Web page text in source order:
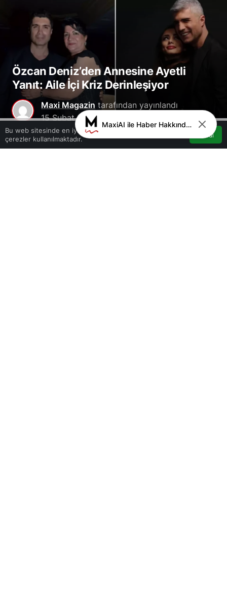
Özcan Deniz’den Annesine Ayetli
Yanıt: Aile İçi Kriz Derinleşiyor
Maxi Magazin tarafından yayınlandı
15 Şubat 2025, 12:41
2025, 12:55güncellendi
12
Bu web sitesinde en iyi deneyimi yaşamanızı sağlamak için
çerezler kullanılmaktadır.
Kabul
Anasayfa Akış Hesabım Bildirimler
MaxiAI ile Haber Hakkında Sohbet